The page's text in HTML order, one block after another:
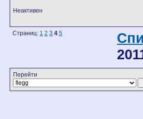
Неактивен
Страниц: 1 2 3 4 5
Перейти